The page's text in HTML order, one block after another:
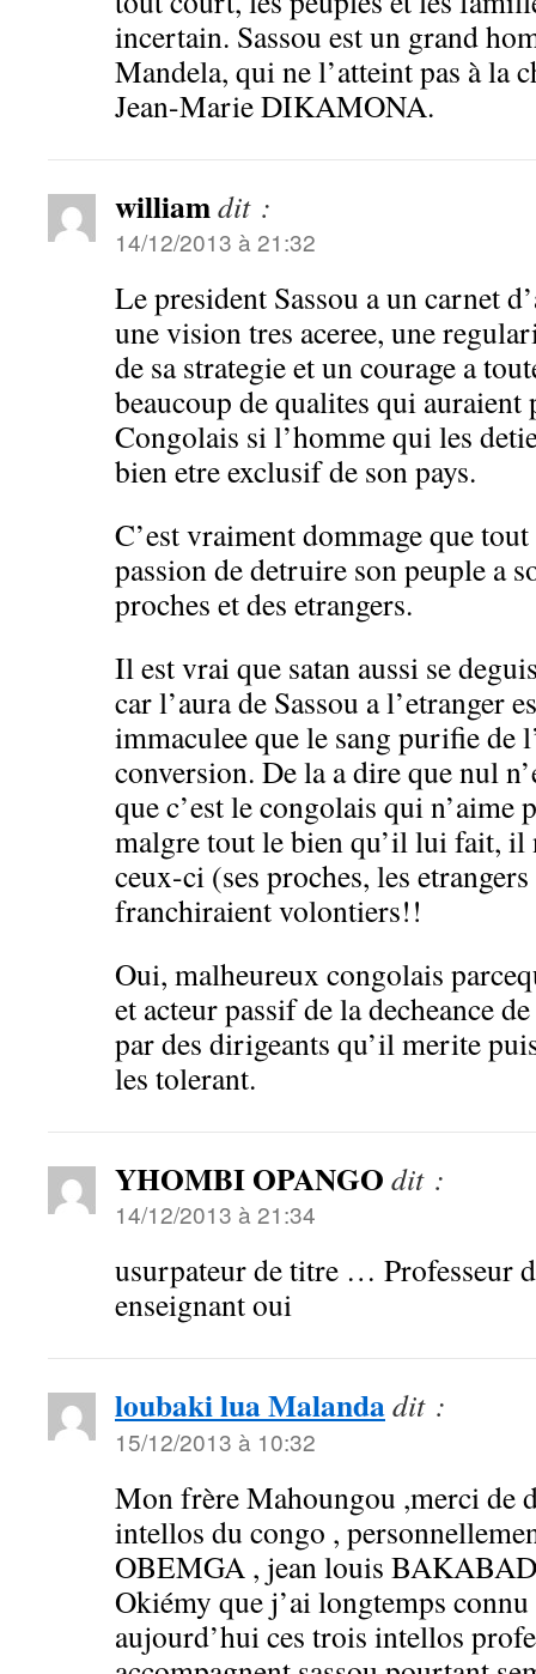
incertain. Sassou est un grand
Mandela, qui ne l’atteint pas à la
Jean-Marie DIKAMONA.
williamdit :
14/12/2013 à 21:32
Le president Sassou a un carnet
une vision tres aceree, une
de sa strategie et un courage a
beaucoup de qualites qui auraient
Congolais si l’homme qui les
bien etre exclusif de son pays.
C’est vraiment dommage que
passion de detruire son peuple a
proches et des etrangers.
Il est vrai que satan aussi se
car l’aura de Sassou a l’etranger
immaculee que le sang purifie de
conversion. De la a dire que nul
que c’est le congolais qui n’aime
malgre tout le bien qu’il lui fait, il
ceux-ci (ses proches, les
franchiraient volontiers!!
Oui, malheureux congolais
et acteur passif de la decheance
par des dirigeants qu’il merite
les tolerant.
YHOMBI OPANGO dit :
14/12/2013 à 21:34
usurpateur de titre … Professeur
enseignant oui
loubaki lua Malandadit :
15/12/2013 à 10:32
Mon frère Mahoungou ,merci de
intellos du congo ,
OBEMGA , jean louis
Okiémy que j’ai longtemps
aujourd’hui ces trois intellos